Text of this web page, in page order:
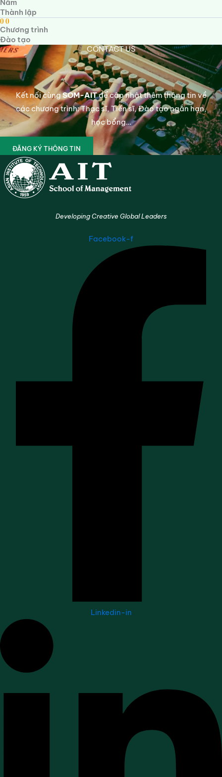
Năm
Thành lập
00
Chương trình
Đào tạo
CONTACT US
Kết nối cùngSOM-AITđể cập nhật thêm thông tin về
các chương trình: Thạc sĩ, Tiến sĩ, Đào tạo ngắn hạn,
học bổng…
ĐĂNG KÝ THÔNG TIN
Developing Creative Global Leaders
Facebook-f
Linkedin-in